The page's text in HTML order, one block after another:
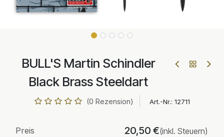
BULL'S Martin Schindler
Black Brass Steeldart
(0 Rezension) Art.-Nr.: 12711
Preis 20,50 €(inkl. Steuern)